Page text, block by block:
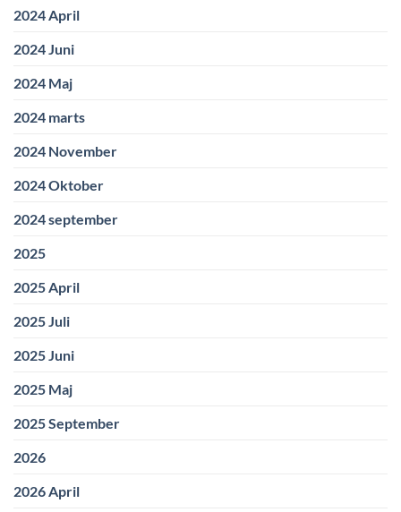
2024 April
2024 Juni
2024 Maj
2024 marts
2024 November
2024 Oktober
2024 september
2025
2025 April
2025 Juli
2025 Juni
2025 Maj
2025 September
2026
2026 April